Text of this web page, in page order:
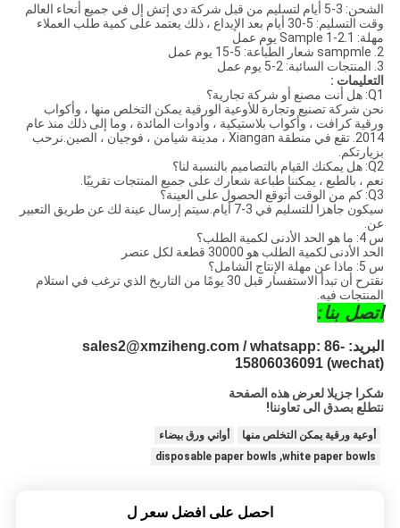
الشحن: 3-5 أيام لتسليم من قبل شركة دي إتش إل في جميع أنحاء العالم
وقت التسليم: 5-30 أيام بعد الإيداع ، ذلك يعتمد على كمية طلب العملاء
مهلة: 1.Sample 1-2 يوم عمل
2. sampmle شعار الطباعة: 5-15 يوم عمل
3. المنتجات السائبة: 2-5 يوم عمل
التعليمات :
Q1: هل أنت مصنع أو شركة تجارية؟
نحن شركة تصنيع وتجارة للأوعية الورقية يمكن التخلص منها ، وأكواب
ورقية كرافت ، وأكواب بلاستيكية ، وأدوات المائدة ، وما إلى ذلك منذ عام
2014. تقع في منطقة Xiangan ، مدينة شيامن ، فوجيان ، الصين.نرحب
بزيارتكم.
Q2: هل يمكنك القيام بالتصاميم بالنسبة لنا؟
نعم ، بالطبع ، يمكننا طباعة شعارك على جميع المنتجات تقريبًا.
Q3: كم من الوقت أتوقع الحصول على العينة؟
سيكون جاهزا للتسليم في 3-7 أيام.سيتم إرسال عينة لك عن طريق التعبير
عن.
س 4: ما هو الحد الأدنى لكمية الطلب؟
الحد الأدنى لكمية الطلب هو 30000 قطعة لكل عنصر
س 5: ماذا عن مهلة الإنتاج الشامل؟
نقترح أن تبدأ الاستفسار قبل 30 يومًا من التاريخ الذي ترغب في استلام
المنتجات فيه.
اتصل بنا:
البريد: sales2@xmziheng.com / whatsapp: 86-
15806036091 (wechat)
شكرا جزيلا لعرض هذه الصفحة
نتطلع بصدق الى تعاوننا!
أوعية ورقية يمكن التخلص منها
أواني ورق بيضاء
disposable paper bowls ,white paper bowls
احصل على افضل سعر ل